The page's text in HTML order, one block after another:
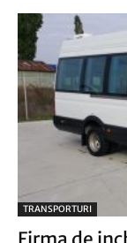
TRANSPORTURI